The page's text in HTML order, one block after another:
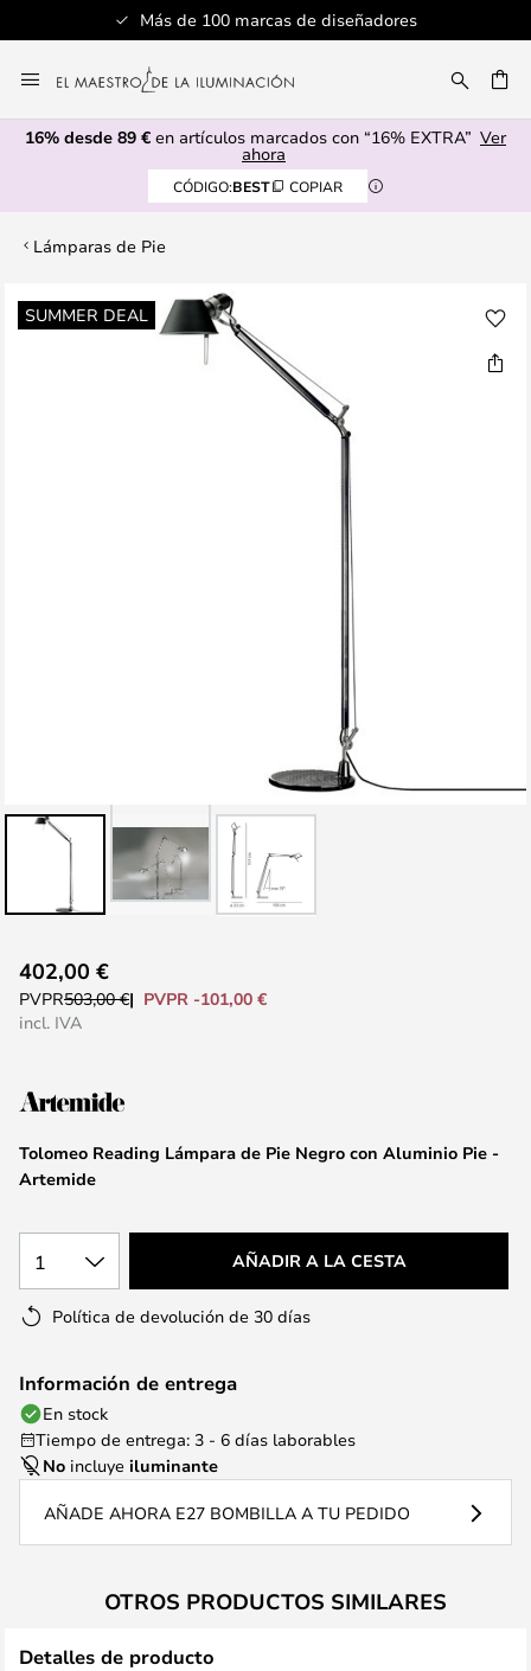
Más de 100 marcas de diseñadores
al
contenido
16% desde 89 € en artículos marcados con “16% EXTRA” Ver
ahora
CÓDIGO:BEST COPIAR
Lámparas de Pie
SUMMER DEAL
Saltar
al
al
comienzo
galería
imágenes
Tolomeo Reading Lámpara de Pie Negro con Aluminio Pie -
Artemide
402,00 €
PVPR503,00 €
PVPR -101,00 €
incl. IVA
1 AÑADIR A LA CESTA
Política de devolución de 30 días
Información de entrega
En stock
Tiempo de entrega: 3 - 6 días laborables
No incluye iluminante
AÑADE AHORA E27 BOMBILLA A TU PEDIDO
OTROS PRODUCTOS SIMILARES
Detalles de producto